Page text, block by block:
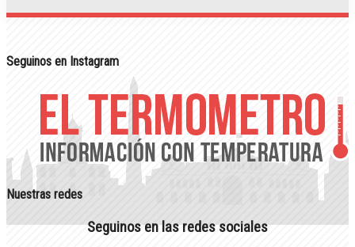
Seguinos en Instagram
Nuestras redes
Seguinos en las redes sociales